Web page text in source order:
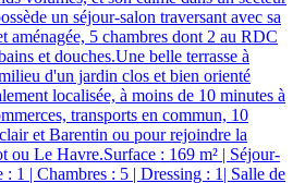
un séjour-salon traversant avec sa
aménagée, 5 chambres dont 2 au RDC
et douches.Une belle terrasse à
d'un jardin clos et bien orienté
localisée, à moins de 10 minutes à
transports en commun, 10
et Barentin ou pour rejoindre la
ou Le Havre.Surface : 169 m² | Séjour-
1 | Chambres : 5 | Dressing : 1| Salle de